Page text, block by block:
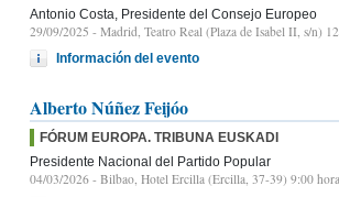
Antonio Costa, Presidente del Consejo Europeo
29/09/2025 - Madrid, Teatro Real (Plaza de Isabel II, s/n)
Información del evento
Alberto Núñez Feijóo
FÓRUM EUROPA. TRIBUNA EUSKADI
Presidente Nacional del Partido Popular
04/03/2026 - Bilbao, Hotel Ercilla (Ercilla, 37-39) 9:00